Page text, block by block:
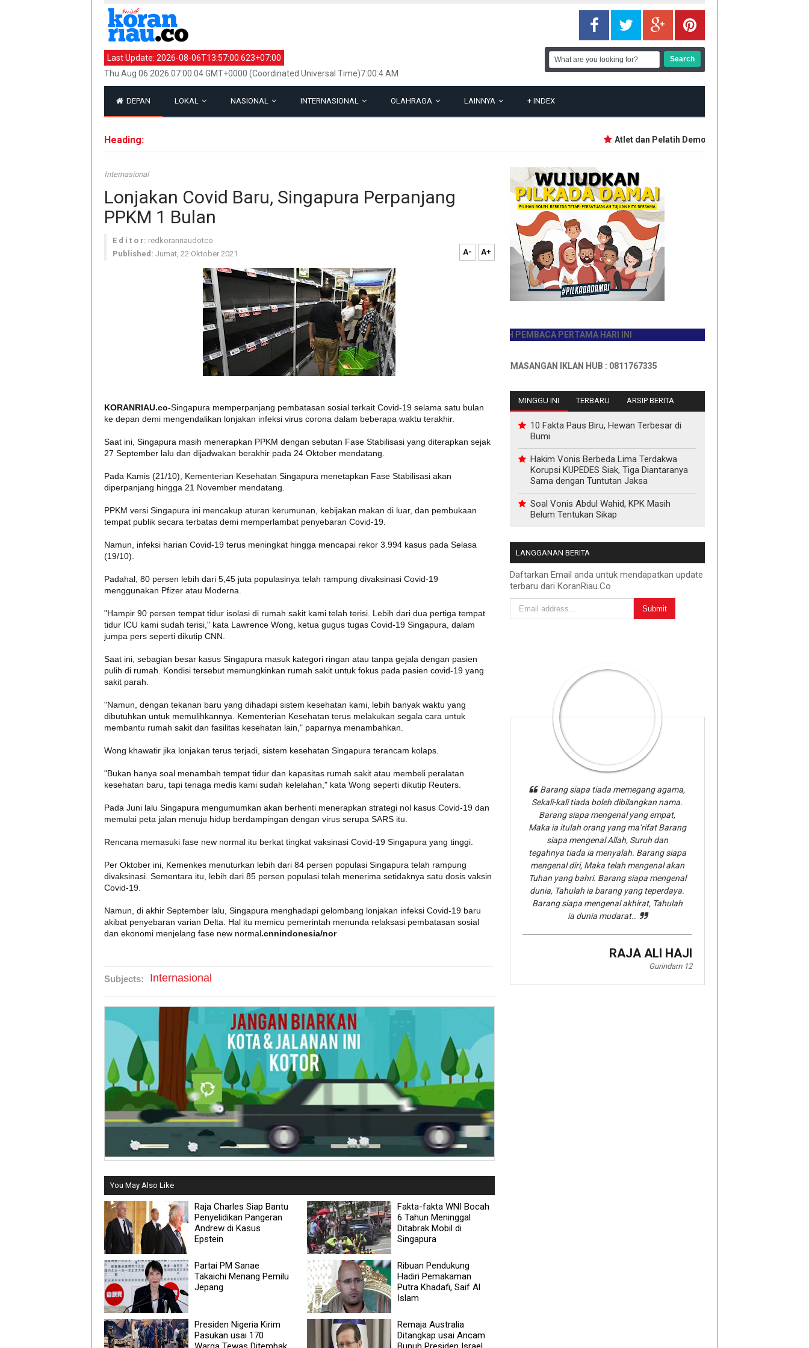
Last Update: 2026-08-06T13:57:00.623+07:00
Thu Aug 06 2026 07:00:04 GMT+0000 (Coordinated Universal Time)7:00:4 AM
DEPAN LOKAL NASIONAL INTERNASIONAL OLAHRAGA LAINNYA + INDEX
Heading: Atlet dan Pelatih Demo Tuntut Bonus PON dan
Internasional
Lonjakan Covid Baru, Singapura Perpanjang
PPKM 1 Bulan
E d i t o r: redkoranriaudotco
Published: Jumat, 22 Oktober 2021 A- A+
KORANRIAU.co-Singapura memperpanjang pembatasan sosial terkait Covid-19 selama satu bulan
ke depan demi mengendalikan lonjakan infeksi virus corona dalam beberapa waktu terakhir.
Saat ini, Singapura masih menerapkan PPKM dengan sebutan Fase Stabilisasi yang diterapkan sejak
27 September lalu dan dijadwakan berakhir pada 24 Oktober mendatang.
Pada Kamis (21/10), Kementerian Kesehatan Singapura menetapkan Fase Stabilisasi akan
diperpanjang hingga 21 November mendatang.
PPKM versi Singapura ini mencakup aturan kerumunan, kebijakan makan di luar, dan pembukaan
tempat publik secara terbatas demi memperlambat penyebaran Covid-19.
Namun, infeksi harian Covid-19 terus meningkat hingga mencapai rekor 3.994 kasus pada Selasa
(19/10).
Padahal, 80 persen lebih dari 5,45 juta populasinya telah rampung divaksinasi Covid-19
menggunakan Pfizer atau Moderna.
"Hampir 90 persen tempat tidur isolasi di rumah sakit kami telah terisi. Lebih dari dua pertiga tempat
tidur ICU kami sudah terisi," kata Lawrence Wong, ketua gugus tugas Covid-19 Singapura, dalam
jumpa pers seperti dikutip CNN.
Saat ini, sebagian besar kasus Singapura masuk kategori ringan atau tanpa gejala dengan pasien
pulih di rumah. Kondisi tersebut memungkinkan rumah sakit untuk fokus pada pasien covid-19 yang
sakit parah.
"Namun, dengan tekanan baru yang dihadapi sistem kesehatan kami, lebih banyak waktu yang
dibutuhkan untuk memulihkannya. Kementerian Kesehatan terus melakukan segala cara untuk
membantu rumah sakit dan fasilitas kesehatan lain," paparnya menambahkan.
Wong khawatir jika lonjakan terus terjadi, sistem kesehatan Singapura terancam kolaps.
"Bukan hanya soal menambah tempat tidur dan kapasitas rumah sakit atau membeli peralatan
kesehatan baru, tapi tenaga medis kami sudah kelelahan," kata Wong seperti dikutip Reuters.
Pada Juni lalu Singapura mengumumkan akan berhenti menerapkan strategi nol kasus Covid-19 dan
memulai peta jalan menuju hidup berdampingan dengan virus serupa SARS itu.
Rencana memasuki fase new normal itu berkat tingkat vaksinasi Covid-19 Singapura yang tinggi.
Per Oktober ini, Kemenkes menuturkan lebih dari 84 persen populasi Singapura telah rampung
divaksinasi. Sementara itu, lebih dari 85 persen populasi telah menerima setidaknya satu dosis vaksin
Covid-19.
Namun, di akhir September lalu, Singapura menghadapi gelombang lonjakan infeksi Covid-19 baru
akibat penyebaran varian Delta. Hal itu memicu pemerintah menunda relaksasi pembatasan sosial
dan ekonomi menjelang fase new normal.cnnindonesia/nor
Subjects: Internasional
You May Also Like
Raja Charles Siap Bantu
Penyelidikan Pangeran
Andrew di Kasus
Epstein
Fakta-fakta WNI Bocah
6 Tahun Meninggal
Ditabrak Mobil di
Singapura
Partai PM Sanae
Takaichi Menang Pemilu
Jepang
Ribuan Pendukung
Hadiri Pemakaman
Putra Khadafi, Saif Al
Islam
Presiden Nigeria Kirim
Pasukan usai 170
Remaja Australia
Ditangkap usai Ancam
JADILAH PEMBACA PERTAMA HARI INI
INFO PEMASANGAN IKLAN HUB : 0811767335
MINGGU INI TERBARU ARSIP BERITA
10 Fakta Paus Biru, Hewan Terbesar di
Bumi
Hakim Vonis Berbeda Lima Terdakwa
Korupsi KUPEDES Siak, Tiga Diantaranya
Sama dengan Tuntutan Jaksa
Soal Vonis Abdul Wahid, KPK Masih
Belum Tentukan Sikap
LANGGANAN BERITA
Daftarkan Email anda untuk mendapatkan update
terbaru dari KoranRiau.Co
Barang siapa tiada memegang agama,
Sekali-kali tiada boleh dibilangkan nama.
Barang siapa mengenal yang empat,
Maka ia itulah orang yang ma’rifat Barang
siapa mengenal Allah, Suruh dan
tegahnya tiada ia menyalah. Barang siapa
mengenal diri, Maka telah mengenal akan
Tuhan yang bahri. Barang siapa mengenal
dunia, Tahulah ia barang yang teperdaya.
Barang siapa mengenal akhirat, Tahulah
ia dunia mudarat..
RAJA ALI HAJI
Gurindam 12